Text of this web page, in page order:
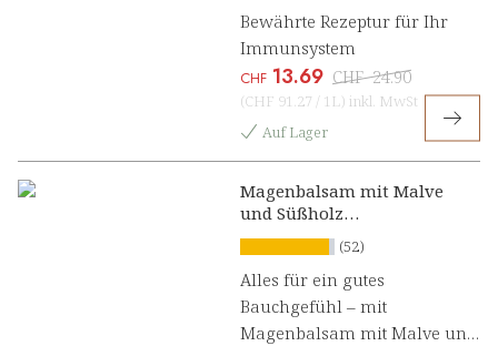
Bewährte Rezeptur für Ihr
Immunsystem
CHF 13.69 CHF 24.90
(CHF 91.27 / 1L) inkl. MwSt
Auf Lager
Magenbalsam mit Malve
und Süßholz
Kräuterkonzentrat
(52)
Alles für ein gutes
Bauchgefühl – mit
Magenbalsam mit Malve und